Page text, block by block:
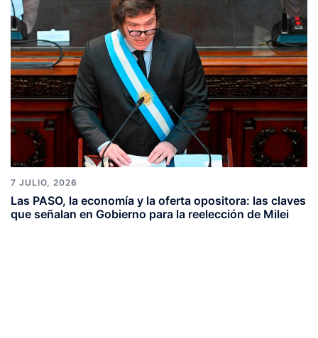
7 JULIO, 2026
Las PASO, la economía y la oferta opositora: las claves
que señalan en Gobierno para la reelección de Milei